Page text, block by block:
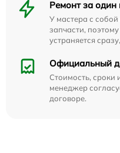
Ремонт за один
У мастера с
запчасти,
устраняется
Официальный
Стоимость, сроки
менеджер
договоре.